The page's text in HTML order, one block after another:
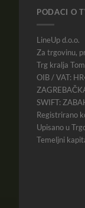
PODACI O
LineUp d.o.o.
Za trgovinu,
Trg kralja
OIB / VAT:
SWIFT:
Registrirano
Upisano u
Temeljni